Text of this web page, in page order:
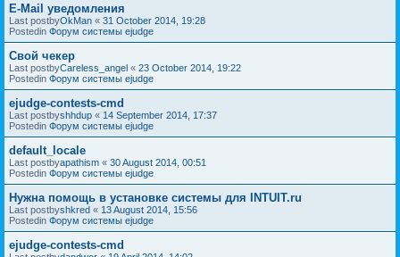
E-Mail уведомления
Last postbyOkMan « 31 October 2014, 19:28
Postedin Форум системы ejudge
Свой чекер
Last postbyCareless_angel « 23 October 2014, 19:22
Postedin Форум системы ejudge
ejudge-contests-cmd
Last postbyshhdup « 14 September 2014, 17:37
Postedin Форум системы ejudge
default_locale
Last postbyapathism « 30 August 2014, 00:51
Postedin Форум системы ejudge
Нужна помощь в установке системы для INTUIT.ru
Last postbyshkred « 13 August 2014, 15:56
Postedin Форум системы ejudge
ejudge-contests-cmd